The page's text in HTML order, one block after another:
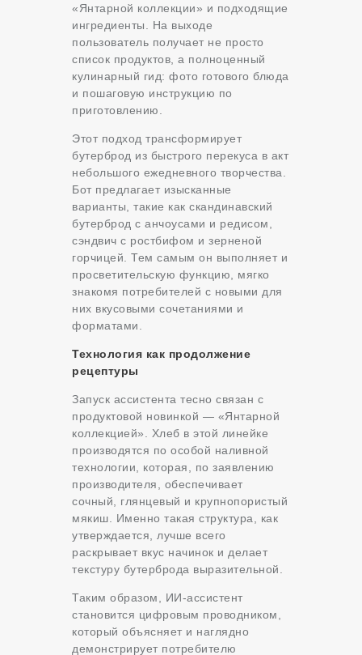
«Янтарной коллекции» и подходящие
ингредиенты. На выходе
пользователь получает не просто
список продуктов, а полноценный
кулинарный гид: фото готового блюда
и пошаговую инструкцию по
приготовлению.
Этот подход трансформирует
бутерброд из быстрого перекуса в акт
небольшого ежедневного творчества.
Бот предлагает изысканные
варианты, такие как скандинавский
бутерброд с анчоусами и редисом,
сэндвич с ростбифом и зерненой
горчицей. Тем самым он выполняет и
просветительскую функцию, мягко
знакомя потребителей с новыми для
них вкусовыми сочетаниями и
форматами.
Технология как продолжение
рецептуры
Запуск ассистента тесно связан с
продуктовой новинкой — «Янтарной
коллекцией». Хлеб в этой линейке
производятся по особой наливной
технологии, которая, по заявлению
производителя, обеспечивает
сочный, глянцевый и крупнопористый
мякиш. Именно такая структура, как
утверждается, лучше всего
раскрывает вкус начинок и делает
текстуру бутерброда выразительной.
Таким образом, ИИ-ассистент
становится цифровым проводником,
который объясняет и наглядно
демонстрирует потребителю